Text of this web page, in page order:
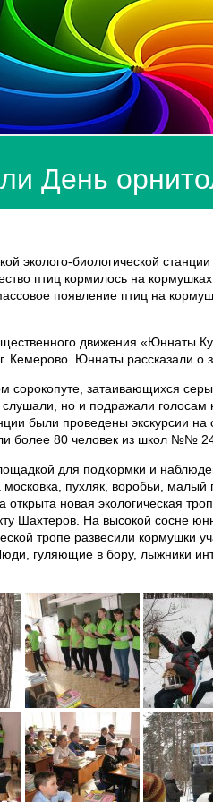
День
эколого-биологической
птиц кормилось на
появление птиц на
движения «Юннаты
Юннаты рассказали о
сорокопуте, затаивающихся
но и подражали
были проведены экскурсии
более 80 человек из школ №№
для подкормки и
пухляк, воробьи,
открыта новая экологическая
Шахтеров. На высокой сосне
тропе развесили кормушки
гуляющие в бору, лыжники